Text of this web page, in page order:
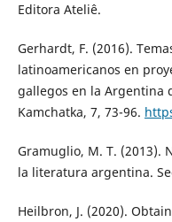
Editora Ateliê.
Gerhardt, F. (2016).
latinoamericanos en
gallegos en la Argentina
Kamchatka, 7, 73-96.
Gramuglio, M. T. (2013).
la literatura argentina.
Heilbron, J. (2020).